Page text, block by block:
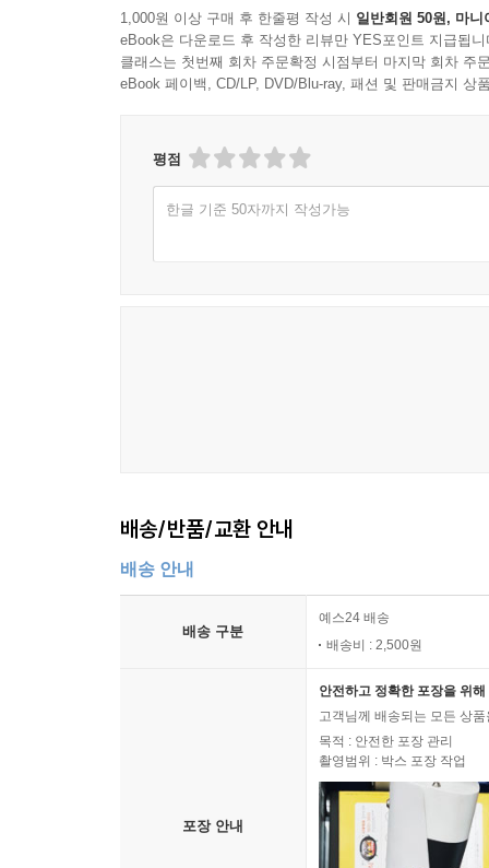
1,000원 이상 구매 후 한줄평 작성 시 일반회원 50원, 마니
eBook은 다운로드 후 작성한 리뷰만 YES포인트 지급됩니
클래스는 첫번째 회차 주문확정 시점부터 마지막 회차 주
eBook 페이백, CD/LP, DVD/Blu-ray, 패션 및 판매금지 상
평점
한글 기준 50자까지 작성가능
배송/반품/교환 안내
배송 안내
배송 구분
예스24 배송
배송비 : 2,500원
포장 안내
안전하고 정확한 포장을 위
고객님께 배송되는 모든 상
목적 : 안전한 포장 관리
촬영범위 : 박스 포장 작업